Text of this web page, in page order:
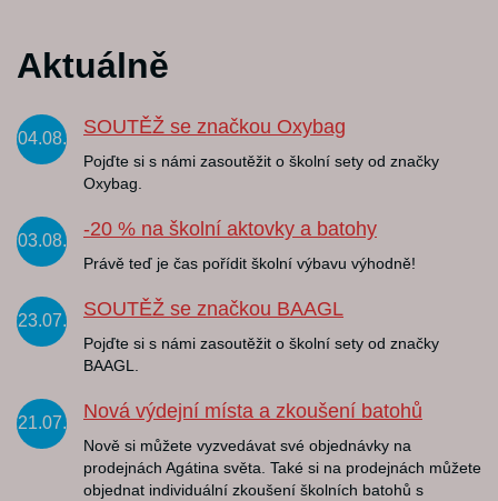
Aktuálně
04.08.
SOUTĚŽ se značkou Oxybag
Pojďte si s námi zasoutěžit o školní sety od značky
Oxybag.
03.08.
-20 % na školní aktovky a batohy
Právě teď je čas pořídit školní výbavu výhodně!
23.07.
SOUTĚŽ se značkou BAAGL
Pojďte si s námi zasoutěžit o školní sety od značky
BAAGL.
21.07.
Nová výdejní místa a zkoušení batohů
Nově si můžete vyzvedávat své objednávky na
prodejnách Agátina světa. Také si na prodejnách můžete
objednat individuální zkoušení školních batohů s